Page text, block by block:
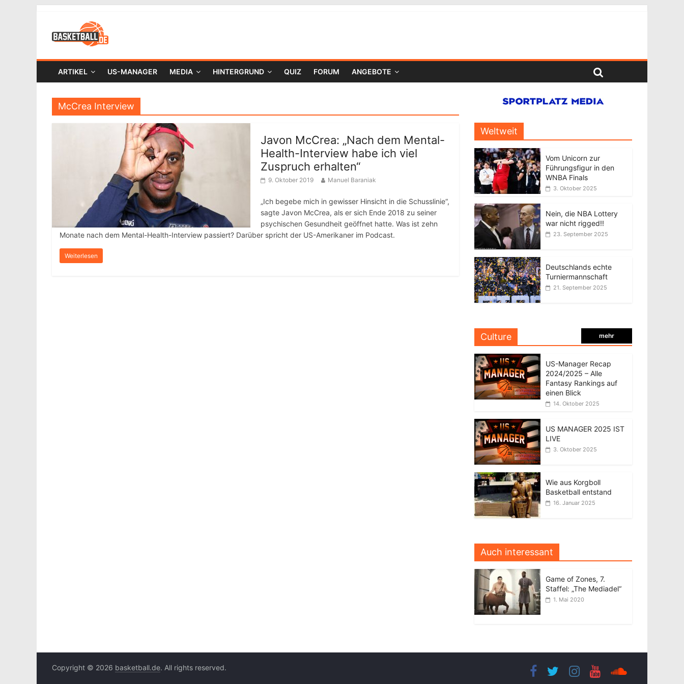
ARTIKEL US-MANAGER MEDIA HINTERGRUND QUIZ FORUM ANGEBOTE
McCrea Interview
Javon McCrea: „Nach dem Mental-
Health-Interview habe ich viel
Zuspruch erhalten“
9. Oktober 2019 Manuel Baraniak
„Ich begebe mich in gewisser Hinsicht in die Schusslinie“,
sagte Javon McCrea, als er sich Ende 2018 zu seiner
psychischen Gesundheit geöffnet hatte. Was ist zehn
Monate nach dem Mental-Health-Interview passiert? Darüber spricht der US-Amerikaner im Podcast.
Weiterlesen
Weltweit
Vom Unicorn zur
Führungsfigur in den
WNBA Finals
3. Oktober 2025
Nein, die NBA Lottery
war nicht rigged!!
23. September 2025
Deutschlands echte
Turniermannschaft
21. September 2025
Culture mehr
US-Manager Recap
2024/2025 – Alle
Fantasy Rankings auf
einen Blick
14. Oktober 2025
US MANAGER 2025 IST
LIVE
3. Oktober 2025
Wie aus Korgboll
Basketball entstand
16. Januar 2025
Auch interessant
Game of Zones, 7.
Staffel: „The Mediadel“
1. Mai 2020
Copyright © 2026 basketball.de. All rights reserved.